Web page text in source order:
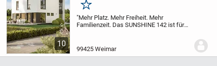
10
Merken
"Mehr Platz. Mehr Freiheit. Mehr
Familienzeit. Das SUNSHINE 142 ist für
neue Lebensabschnitte haben
99425 Weimar